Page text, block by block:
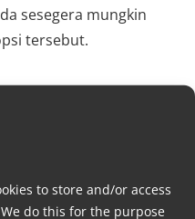
to store and/or access
do this for the purpose
sesegera mungkin
tersebut.